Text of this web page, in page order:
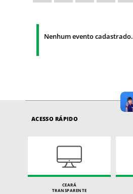
Nenhum evento cadastrado.
ACESSO RÁPIDO
CEARÁ
TRANSPARENTE